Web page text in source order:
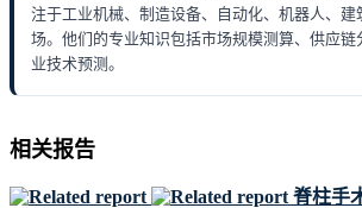
注于工业机械、制造设备、自动化、机器人、建
场。他们的专业知识包括市场规模测算、供应链
业技术预测。
相关报告
脊柱手